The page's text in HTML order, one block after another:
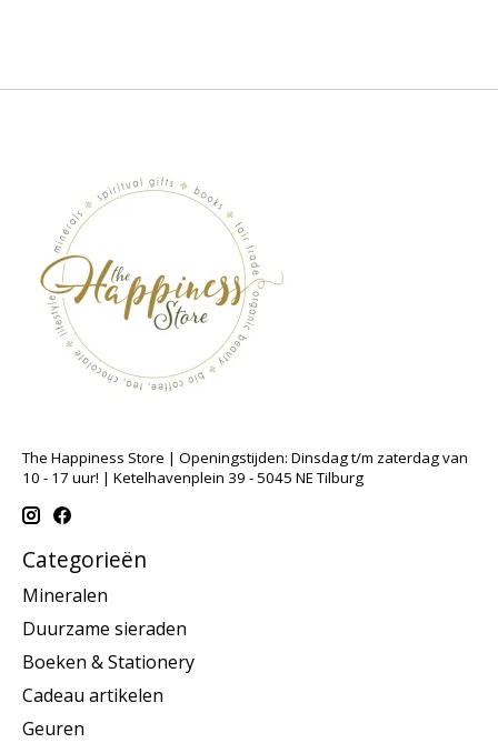
The Happiness Store | Openingstijden: Dinsdag t/m zaterdag van
10 - 17 uur! | Ketelhavenplein 39 - 5045 NE Tilburg
Categorieën
Mineralen
Duurzame sieraden
Boeken & Stationery
Cadeau artikelen
Geuren